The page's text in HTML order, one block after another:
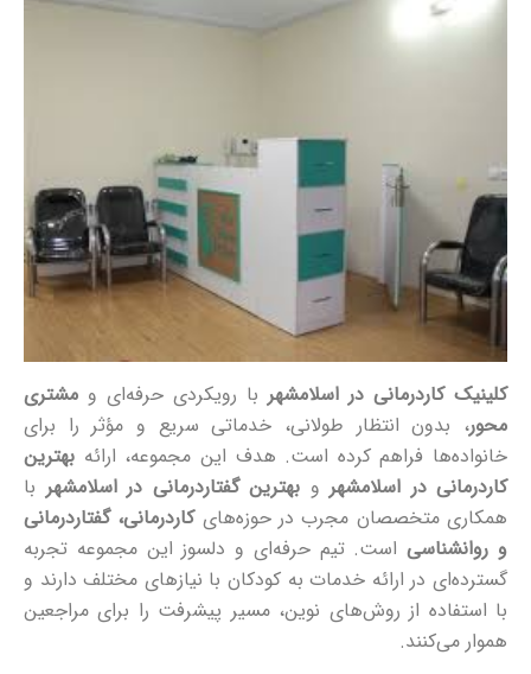
کلینیک کاردرمانی در اسلامشهر با رویکردی حرفه‌ای و مشتری‌
محور، بدون انتظار طولانی، خدماتی سریع و مؤثر را برای
خانواده‌ها فراهم کرده است. هدف این مجموعه، ارائه بهترین
کاردرمانی در اسلامشهر و بهترین گفتاردرمانی در اسلامشهر با
همکاری متخصصان مجرب در حوزه‌هایکاردرمانی، گفتاردرمانی
و روانشناسیاست. تیم حرفه‌ای و دلسوز این مجموعه تجربه
گسترده‌ای در ارائه خدمات به کودکان با نیازهای مختلف دارند و
با استفاده از روش‌های نوین، مسیر پیشرفت را برای مراجعین
هموار می‌کنند.